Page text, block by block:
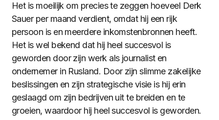
Het is moeilijk om precies te zeggen hoeveel Derk
Sauer per maand verdient, omdat hij een rijk
persoon is en meerdere inkomstenbronnen heeft.
Het is wel bekend dat hij heel succesvol is
geworden door zijn werk als journalist en
ondernemer in Rusland. Door zijn slimme zakelijke
beslissingen en zijn strategische visie is hij erin
geslaagd om zijn bedrijven uit te breiden en te
groeien, waardoor hij heel succesvol is geworden.